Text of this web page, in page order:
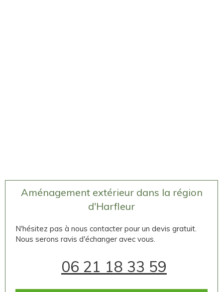
Aménagement extérieur dans la région
d'Harfleur
N'hésitez pas à nous contacter pour un devis gratuit.
Nous serons ravis d'échanger avec vous.
06 21 18 33 59